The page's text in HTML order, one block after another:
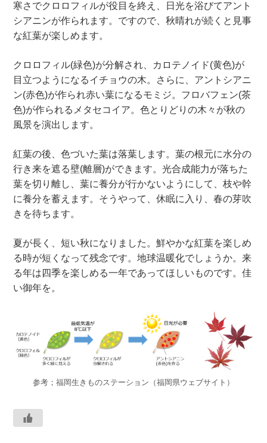
寒さでクロロフィルが役目を終え、日光を浴びてアント
シアニンが作られます。ですので、秋晴れが続くと見事
な紅葉が楽しめます。
クロロフィル(緑色)が分解され、カロテノイド(黄色)が
目立つようになるイチョウの木。さらに、アントシアニ
ン(赤色)が作られ赤い葉になるモミジ。フロバフェン(茶
色)が作られるメタセコイア。色とりどりの木々が秋の
風景を演出します。
紅葉の後、色づいた葉は落葉します。葉の根元に水分の
行き来を遮る壁(離層)ができます。光合成能力が落ちた
葉を切り離し、葉に養分が行かないようにして、枝や幹
に養分を蓄えます。そうやって、休眠に入り、春の芽吹
きを待ちます。
夏が長く、短い秋になりました。鮮やかな紅葉を楽しめ
る時が短くなって残念です。地球温暖化でしょうか。来
る年は四季を楽しめる一年であってほしいものです。佳
い御年を。
参考；福岡生きものステーション（福岡県ウェブサイト）